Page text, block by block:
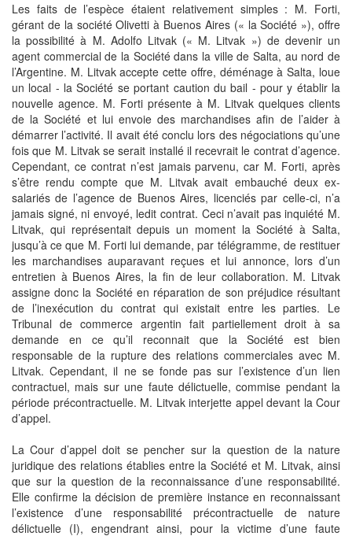
Les faits de l’espèce étaient relativement simples : M. Forti,
gérant de la société Olivetti à Buenos Aires (« la Société »), offre
la possibilité à M. Adolfo Litvak (« M. Litvak ») de devenir un
agent commercial de la Société dans la ville de Salta, au nord de
l’Argentine. M. Litvak accepte cette offre, déménage à Salta, loue
un local - la Société se portant caution du bail - pour y établir la
nouvelle agence. M. Forti présente à M. Litvak quelques clients
de la Société et lui envoie des marchandises afin de l’aider à
démarrer l’activité. Il avait été conclu lors des négociations qu’une
fois que M. Litvak se serait installé il recevrait le contrat d’agence.
Cependant, ce contrat n’est jamais parvenu, car M. Forti, après
s’être rendu compte que M. Litvak avait embauché deux ex-
salariés de l’agence de Buenos Aires, licenciés par celle-ci, n’a
jamais signé, ni envoyé, ledit contrat. Ceci n’avait pas inquiété M.
Litvak, qui représentait depuis un moment la Société à Salta,
jusqu’à ce que M. Forti lui demande, par télégramme, de restituer
les marchandises auparavant reçues et lui annonce, lors d’un
entretien à Buenos Aires, la fin de leur collaboration. M. Litvak
assigne donc la Société en réparation de son préjudice résultant
de l’inexécution du contrat qui existait entre les parties. Le
Tribunal de commerce argentin fait partiellement droit à sa
demande en ce qu’il reconnait que la Société est bien
responsable de la rupture des relations commerciales avec M.
Litvak. Cependant, il ne se fonde pas sur l’existence d’un lien
contractuel, mais sur une faute délictuelle, commise pendant la
période précontractuelle. M. Litvak interjette appel devant la Cour
d’appel.
La Cour d’appel doit se pencher sur la question de la nature
juridique des relations établies entre la Société et M. Litvak, ainsi
que sur la question de la reconnaissance d’une responsabilité.
Elle confirme la décision de première instance en reconnaissant
l’existence d’une responsabilité précontractuelle de nature
délictuelle (I), engendrant ainsi, pour la victime d’une faute